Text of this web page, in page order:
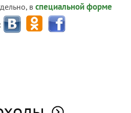
в специальной форме